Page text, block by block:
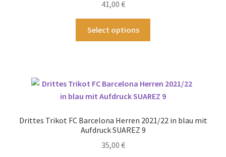
Produktseite
41,00 €
Select options
auf.
Die
können
Drittes Trikot FC Barcelona Herren 2021/22 in blau mit
Aufdruck SUAREZ 9
35,00 €